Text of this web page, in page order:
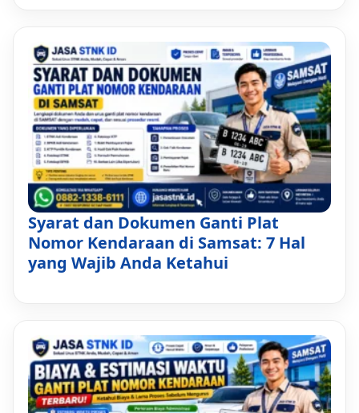
Syarat dan Dokumen Ganti Plat
Nomor Kendaraan di Samsat: 7 Hal
yang Wajib Anda Ketahui